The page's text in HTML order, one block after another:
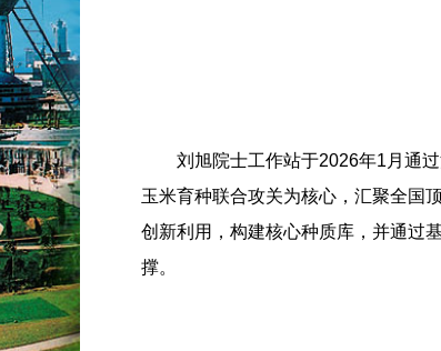
刘旭院士工作站于2026年1月通
玉米育种联合攻关为核心，汇聚全国
创新利用，构建核心种质库，并通过
撑。